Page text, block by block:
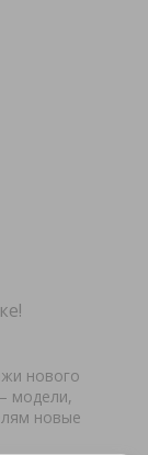
нового
модели,
новые